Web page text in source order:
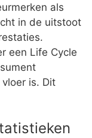
als
in de uitstoot
een Life Cycle
is. Dit